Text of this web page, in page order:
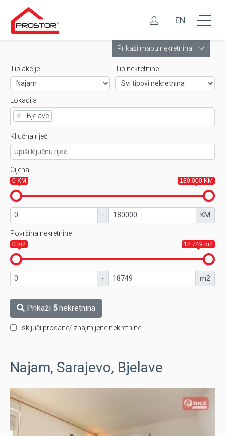
EN
Prikaži mapu nekretnina
Tip akcije Tip nekretnine
Lokacija
×
Bjelave
Ključna riječ
Cijena
0 KM 180.000 KM
- KM
Površina nekretnine
0 m2 18.749 m2
- m2
Prikaži 5nekretnina
Isključi prodane/iznajmljene nekretnine
Najam, Sarajevo, Bjelave